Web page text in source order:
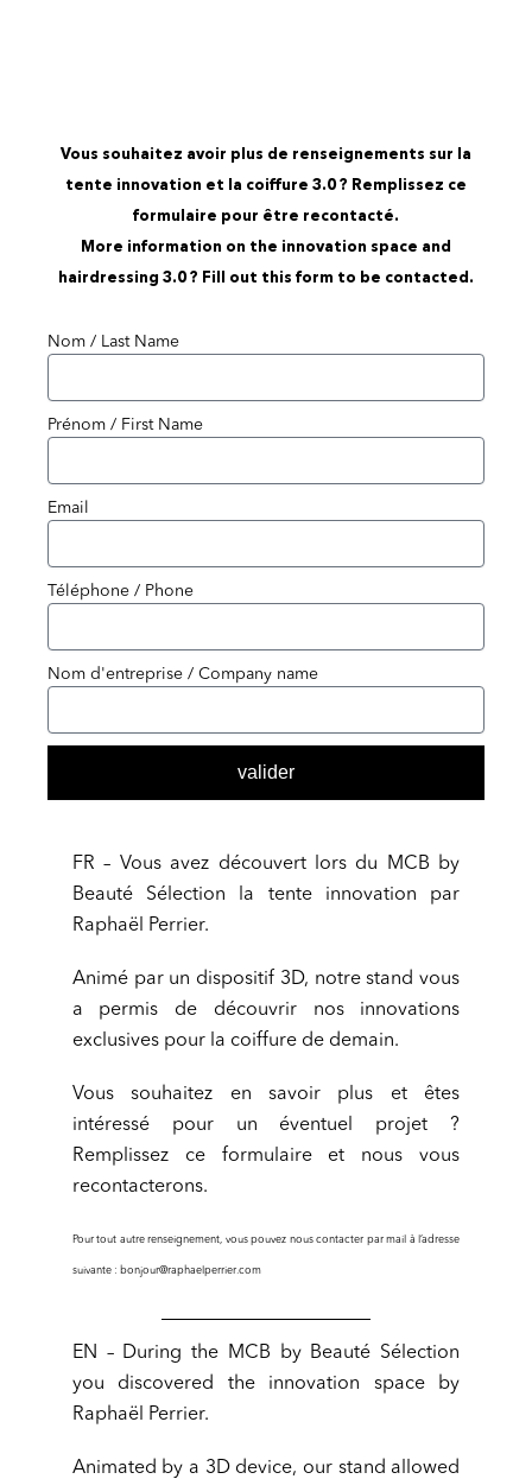
Vous souhaitez avoir plus de renseignements sur la
tente innovation et la coiffure 3.0 ? Remplissez ce
formulaire pour être recontacté.
More information on the innovation space and
hairdressing 3.0 ? Fill out this form to be contacted.
Nom / Last Name
Prénom / First Name
Email
Téléphone / Phone
Nom d'entreprise / Company name
valider
FR – Vous avez découvert lors du MCB by
Beauté Sélection la tente innovation par
Raphaël Perrier.
Animé par un dispositif 3D, notre stand vous
a permis de découvrir nos innovations
exclusives pour la coiffure de demain.
Vous souhaitez en savoir plus et êtes
intéressé pour un éventuel projet ?
Remplissez ce formulaire et nous vous
recontacterons.
Pour tout autre renseignement, vous pouvez nous contacter par mail à l’adresse
suivante : bonjour@raphaelperrier.com
EN – During the MCB by Beauté Sélection
you discovered the innovation space by
Raphaël Perrier.
Animated by a 3D device, our stand allowed